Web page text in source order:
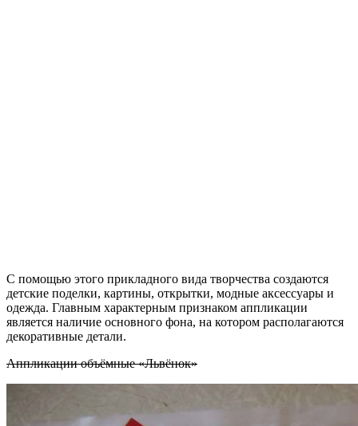
С помощью этого прикладного вида творчества создаются
детские поделки, картины, открытки, модные аксессуары и
одежда. Главным характерным признаком аппликации
является наличие основного фона, на котором располагаются
декоративные детали.
Аппликации объёмные «Львёнок»